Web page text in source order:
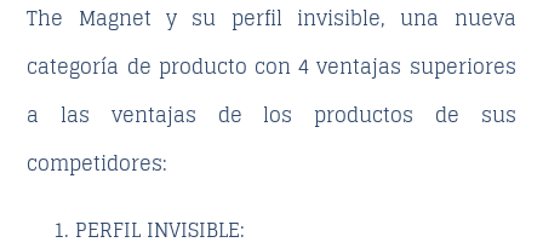
The Magnet y su perfil invisible, una nueva
categoría de producto con 4 ventajas superiores
a las ventajas de los productos de sus
competidores:
PERFIL INVISIBLE: